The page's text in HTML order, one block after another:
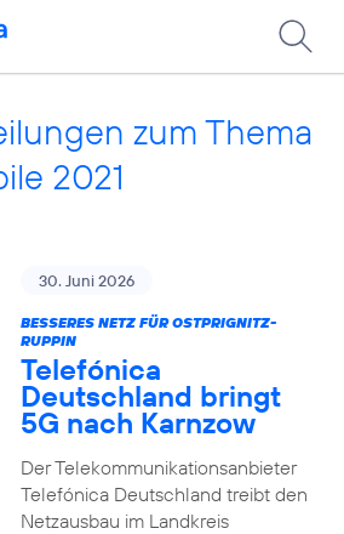
zum Thema
2021
30. Juni 2026
BESSERES NETZ FÜR OSTPRIGNITZ-
RUPPIN
Telefónica
Deutschland bringt
5G nach Karnzow
Der Telekommunikationsanbieter
Telefónica Deutschland treibt den
Netzausbau im Landkreis